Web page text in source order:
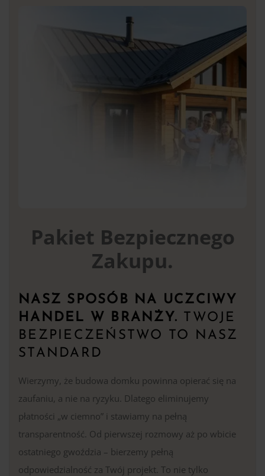
Pakiet Bezpiecznego
Zakupu.
NASZ SPOSÓB NA UCZCIWY
HANDEL W BRANŻY.
TWOJE
BEZPIECZEŃSTWO TO NASZ
STANDARD
Wierzymy, że budowa domku powinna opierać się na
zaufaniu, a nie na ryzyku. Dlatego eliminujemy
płatności „w ciemno” i stawiamy na pełną
transparentność. Od pierwszej rozmowy aż po wbicie
ostatniego gwoździa – bierzemy pełną
odpowiedzialność za Twój projekt. To nie tylko